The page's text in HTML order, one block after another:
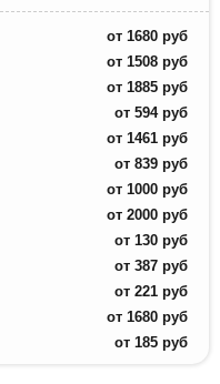
от 1680 руб
от 1508 руб
от 1885 руб
от 594 руб
от 1461 руб
от 839 руб
от 1000 руб
от 2000 руб
от 130 руб
от 387 руб
от 221 руб
от 1680 руб
от 185 руб